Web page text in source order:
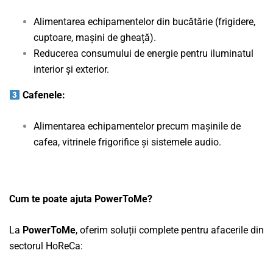
Alimentarea echipamentelor din bucătărie (frigidere,
cuptoare, mașini de gheață).
Reducerea consumului de energie pentru iluminatul
interior și exterior.
Cafenele:
Alimentarea echipamentelor precum mașinile de
cafea, vitrinele frigorifice și sistemele audio.
Cum te poate ajuta PowerToMe?
La PowerToMe, oferim soluții complete pentru afacerile din
sectorul HoReCa: